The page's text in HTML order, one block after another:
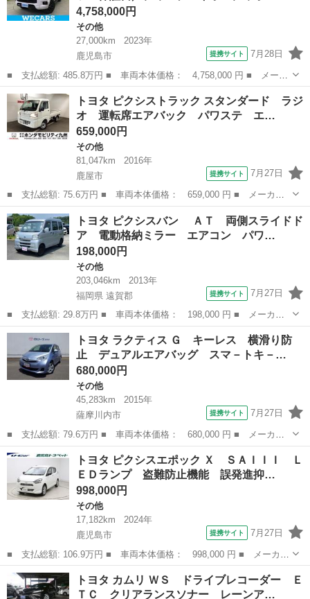
4,758,000円
その他
27,000km
2023年
鹿児島市
提携サイト 7月28日
■ 支払総額: 485.8万円 ■ 車両本体価格： 4,758,000 円 ■ メーカ
ー名： トヨタ ■ 車種名： ハイラックス ■ グレード名： ４Ｗ
Ｄ Ｚ ＧＲスポーツ 保証書／ディスプレイオーディオ＋ナビ９イ
ンチ／衝...
鹿児島 鹿児島市 その他
トヨタ ピクシストラック スタンダード ラジ
オ 運転席エアバック パワステ エ…
659,000円
その他
81,047km
2016年
鹿屋市
提携サイト 7月27日
■ 支払総額: 75.6万円 ■ 車両本体価格： 659,000 円 ■ メーカー
名： トヨタ ■ 車種名： ピクシストラック ■ グレード名： ス
タンダード ラジオ 運転席エアバック パワステ エアコン ■ 排
気量： 6...
鹿児島 鹿屋市 その他
トヨタ ピクシスバン ＡＴ 両側スライドド
ア 電動格納ミラー エアコン パワ…
198,000円
その他
203,046km
2013年
福岡県 遠賀郡
提携サイト 7月27日
■ 支払総額: 29.8万円 ■ 車両本体価格： 198,000 円 ■ メーカー
名： トヨタ ■ 車種名： ピクシスバン ■ グレード名： Ａ
Ｔ 両側スライドドア 電動格納ミラー エアコン パワーウィンド
ウ 運転席エア...
福岡 遠賀郡 その他
トヨタ ラクティス Ｇ キーレス 横滑り防
止 デュアルエアバッグ スマ－トキ－…
680,000円
その他
45,283km
2015年
薩摩川内市
提携サイト 7月27日
■ 支払総額: 79.6万円 ■ 車両本体価格： 680,000 円 ■ メーカー
名： トヨタ ■ 車種名： ラクティス ■ グレード名： Ｇ キー
レス 横滑り防止 デュアルエアバッグ スマ－トキ－ イモビライ
ザー オート...
鹿児島 薩摩川内市 その他
トヨタ ピクシスエポック Ｘ ＳＡＩＩＩ Ｌ
ＥＤランプ 盗難防止機能 誤発進抑…
998,000円
その他
17,182km
2024年
鹿児島市
提携サイト 7月27日
■ 支払総額: 106.9万円 ■ 車両本体価格： 998,000 円 ■ メーカー
名： トヨタ ■ 車種名： ピクシスエポック ■ グレード名：
Ｘ ＳＡＩＩＩ ＬＥＤランプ 盗難防止機能 誤発進抑制機能 Ｗ
エアバッグ ...
鹿児島 鹿児島市 その他
トヨタ カムリ ＷＳ ドライブレコーダー Ｅ
ＴＣ クリアランスソナー レーンア…